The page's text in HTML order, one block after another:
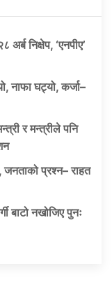
अर्ब निक्षेप, ‘एनपीए’
नाफा घट्यो, कर्जा–
र मन्त्रीले पनि
प्रश्न– राहत
बाटो नखोजिए पुनः